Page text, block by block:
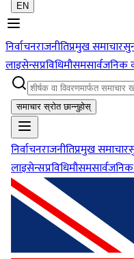
EN
निर्वाचनराजनीतिप्रमुख समाचार
लाइसेन्सप्रविधिमौसमसार्वजनिक
समाचार स्रोत छान्नुहोस्
निर्वाचनराजनीतिप्रमुख समाचार
लाइसेन्सप्रविधिमौसम